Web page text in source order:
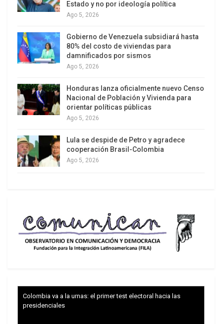
se declaran confiados y llaman a “defender” cada
acta, lo que presagia eventuales impugnaciones
en los jurados electorales especiales. En las
calles y redes sociales, el clima es de expectación
y tensión, con un Perú que sigue cada
consciente de que el desenlace puede depender
de unas cuantas mesas en el exterior o en zonas
rurales alejadas.
Estado y no por ideología política
Ago 5, 2026
Gobierno de Venezuela subsidiará hasta
80% del costo de viviendas para
damnificados por sismos
Ago 5, 2026
Honduras lanza oficialmente nuevo Censo
Nacional de Población y Vivienda para
orientar políticas públicas
Ago 5, 2026
Lula se despide de Petro y agradece
cooperación Brasil-Colombia
Ago 5, 2026
Colombia va a la urnas: el primer test electoral hacia las
presidenciales